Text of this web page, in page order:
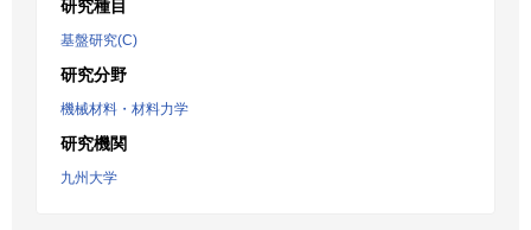
研究種目
基盤研究(C)
研究分野
機械材料・材料力学
研究機関
九州大学